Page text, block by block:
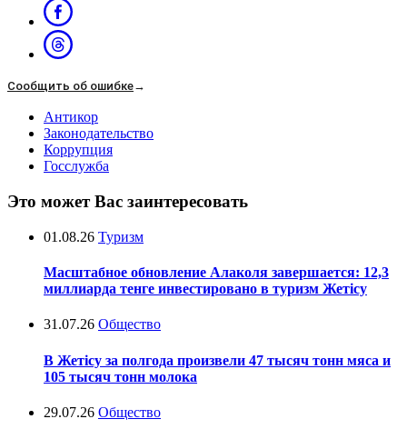
Сообщить об ошибке→
Антикор
Законодательство
Коррупция
Госслужба
Это может Вас заинтересовать
01.08.26 Туризм
Масштабное обновление Алаколя завершается: 12,3
миллиарда тенге инвестировано в туризм Жетісу
31.07.26 Общество
В Жетісу за полгода произвели 47 тысяч тонн мяса и
105 тысяч тонн молока
29.07.26 Общество